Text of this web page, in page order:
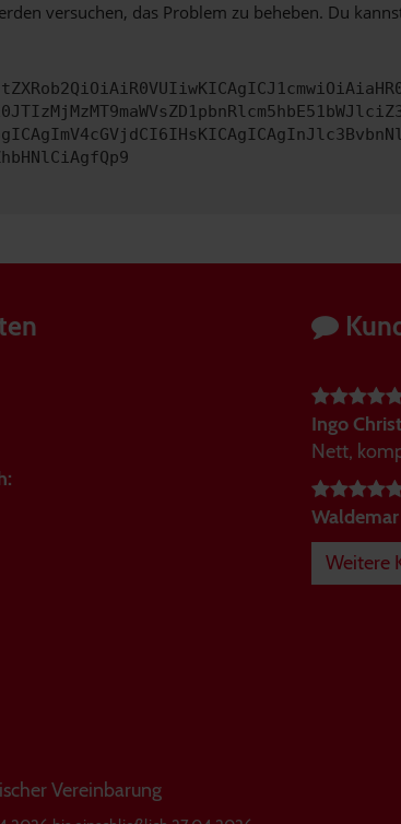
versuchen, das Problem zu beheben. Du
Vereinbarung
Ingo Christ
Nett,
Weitere